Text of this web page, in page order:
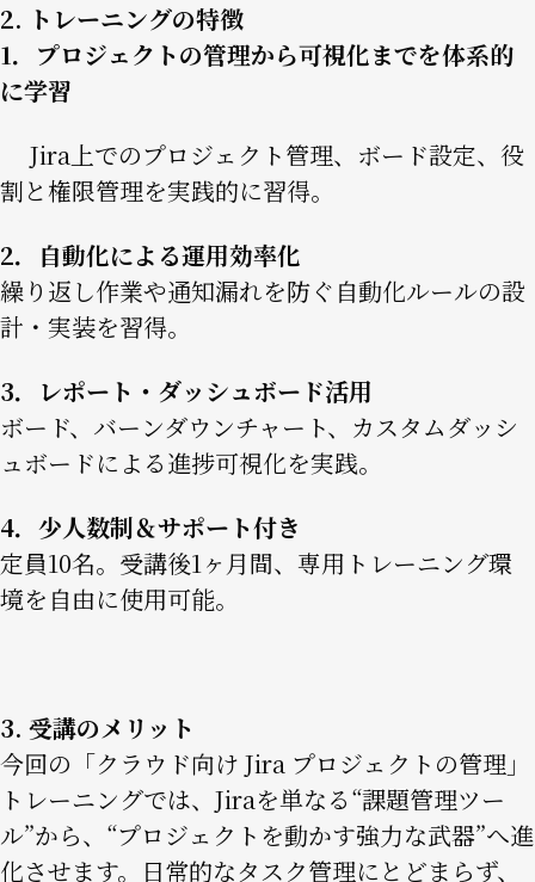
2. トレーニングの特徴
1．プロジェクトの管理から可視化までを体系的
に学習
Jira上でのプロジェクト管理、ボード設定、役
割と権限管理を実践的に習得。
2．自動化による運用効率化
繰り返し作業や通知漏れを防ぐ自動化ルールの設
計・実装を習得。
3．レポート・ダッシュボード活用
ボード、バーンダウンチャート、カスタムダッシ
ュボードによる進捗可視化を実践。
4．少人数制＆サポート付き
定員10名。受講後1ヶ月間、専用トレーニング環
境を自由に使用可能。
3. 受講のメリット
今回の「クラウド向け Jira プロジェクトの管理」
トレーニングでは、Jiraを単なる“課題管理ツー
ル”から、“プロジェクトを動かす強力な武器”へ進
化させます。日常的なタスク管理にとどまらず、